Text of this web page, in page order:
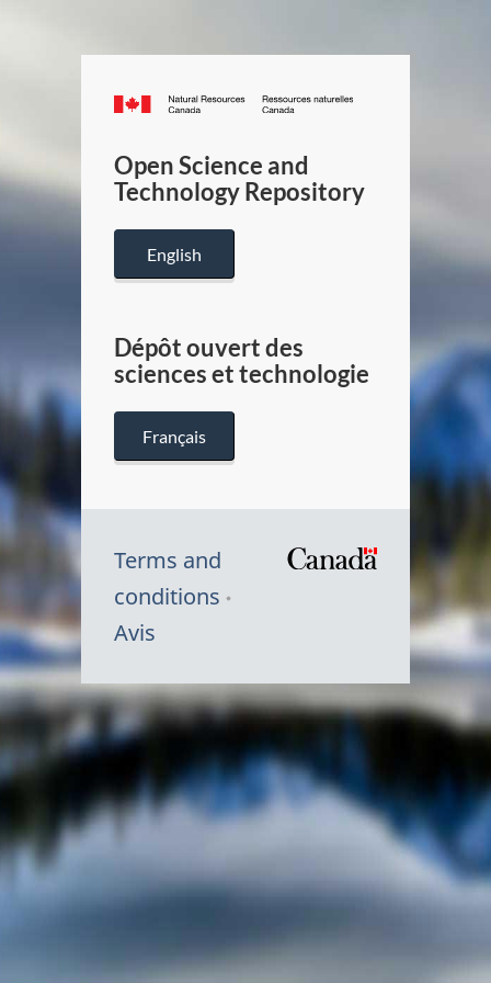
Canada.ca
/
Canada
Open Science and
Technology Repository
English
Dépôt ouvert des
sciences et technologie
Français
Terms and
conditions
Avis
Symbole
du
Canada